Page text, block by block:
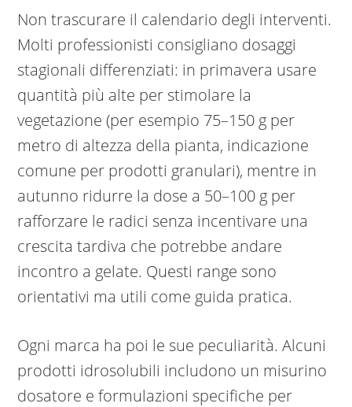
Non trascurare il calendario degli interventi.
Molti professionisti consigliano dosaggi
stagionali differenziati: in primavera usare
quantità più alte per stimolare la
vegetazione (per esempio 75–150 g per
metro di altezza della pianta, indicazione
comune per prodotti granulari), mentre in
autunno ridurre la dose a 50–100 g per
rafforzare le radici senza incentivare una
crescita tardiva che potrebbe andare
incontro a gelate. Questi range sono
orientativi ma utili come guida pratica.
Ogni marca ha poi le sue peculiarità. Alcuni
prodotti idrosolubili includono un misurino
dosatore e formulazioni specifiche per